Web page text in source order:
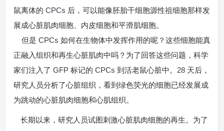
鼠离体的 CPCs 后，可以能像胚胎干细胞源性祖细胞那样发
展成心脏肌肉细胞、内皮细胞和平滑肌细胞。
但是 CPCs 如何在生物体中发挥作用的呢？这些细胞能真
正融入组织和再生心脏肌肉中吗？为了回答这些问题，科学
家们注入了 GFP 标记的 CPCs 到活老鼠心脏中。 28 天后，
研究人员分析了心脏组织，看到绿色荧光的细胞已经发展成
为跳动的心脏肌肉细胞和心肌组织。
长期以来，研究人员试图刺激心脏肌肉细胞的再生。为了